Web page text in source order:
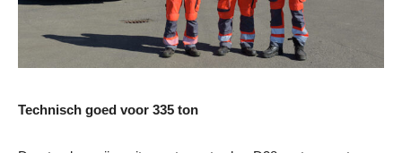
Technisch goed voor 335 ton